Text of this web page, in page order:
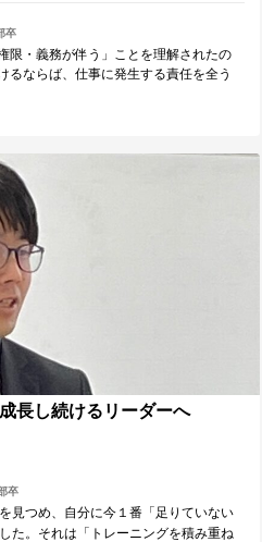
にも約束を積極的にして守り続けられ
ます。
卒
限・義務が伴う」ことを理解されたの
るならば、仕事に発生する責任を全う
ていますね。様々な価値を組織に提供
己変革し続けられることを応援してい
長し続けるリーダーへ
卒
見つめ、自分に今１番「足りていない
た。それは「トレーニングを積み重ね